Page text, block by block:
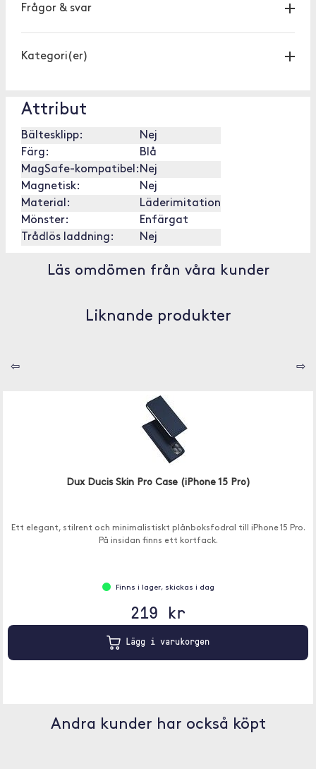
Frågor & svar
Kategori(er)
Attribut
Bältesklipp:
Nej
Färg:
Blå
MagSafe-kompatibel: Nej
Magnetisk:
Nej
Material:
Läderimitation
Mönster:
Enfärgat
Trådlös laddning:
Nej
Läs omdömen från våra kunder
Liknande produkter
⇦ ⇨
Dux Ducis Skin Pro Case (iPhone 15 Pro)
Ett elegant, stilrent och minimalistiskt plånboksfodral till iPhone 15 Pro.
På insidan finns ett kortfack.
Finns i lager, skickas i dag
219 kr
Lägg i varukorgen
Andra kunder har också köpt